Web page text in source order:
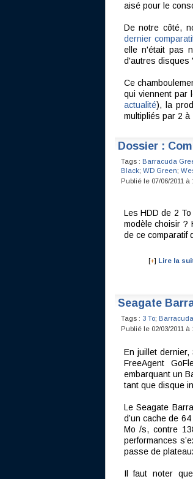
aisé pour le
De notre côté,
dernier
elle n'était pas
d'autres disques
Ce
qui viennent par
actualité), la
multipliés par 2
Dossier :
Tags : Barracuda
Black; WD Green;
Publié le 07/06/2011 à
Les HDD de 2
modèle choisir ?
de ce comparatif
[+] Lire la
Seagate
Tags : 3 To;
Publié le 02/03/2011 à
En juillet
FreeAgent
embarquant un
tant que disque
Le Seagate
d’un cache de
Mo /s, contre
performances
passe de
Il faut noter